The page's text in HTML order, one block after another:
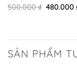
500.000₫ Giá
480.000
SẢN PHẨM